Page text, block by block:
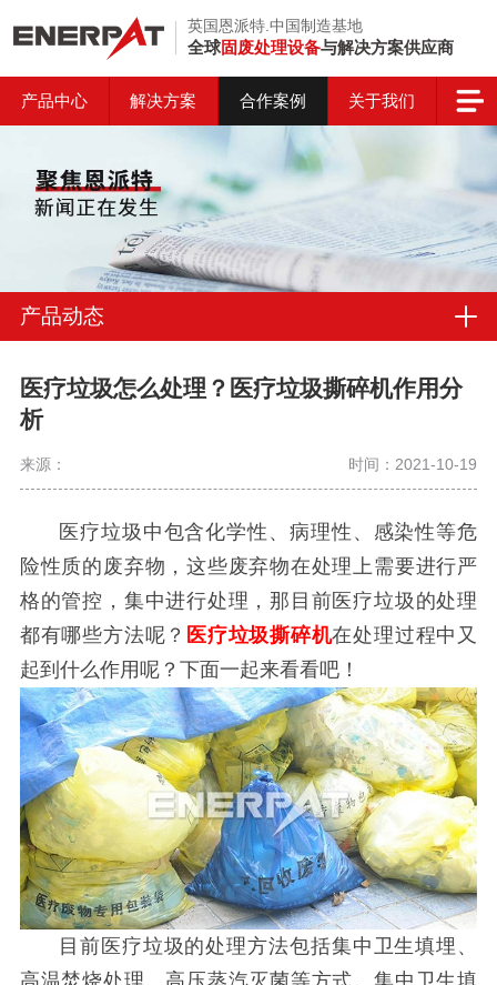
英国恩派特.中国制造基地
全球固废处理设备与解决方案供应商
产品中心 解决方案 合作案例 关于我们
产品动态
医疗垃圾怎么处理？医疗垃圾撕碎机作用分
析
来源： 时间：2021-10-19
医疗垃圾中包含化学性、病理性、感染性等危
险性质的废弃物，这些废弃物在处理上需要进行严
格的管控，集中进行处理，那目前医疗垃圾的处理
都有哪些方法呢？ 医疗垃圾撕碎机在处理过程中又
起到什么作用呢？下面一起来看看吧！
目前医疗垃圾的处理方法包括集中卫生填埋、